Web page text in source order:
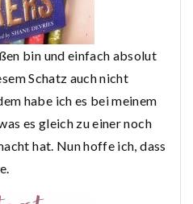
bin und einfach absolut
Schatz auch nicht
habe ich es bei meinem
es gleich zu einer noch
hat. Nun hoffe ich, dass